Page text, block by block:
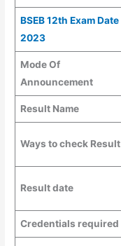
BSEB 12th Exam Date
2023
Mode Of
Announcement
Result Name
Ways to check Result
Result date
Credentials required